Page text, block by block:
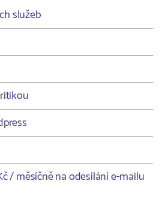
služeb
/ měsíčně na odesílání e-mailu